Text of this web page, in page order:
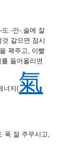
.-인-.술에 잘
같으면 잠시
꽉주고, 이빨
들어올리면
너지(氣
푹 잘 주무시고,